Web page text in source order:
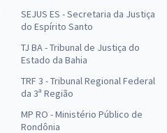
SEJUS ES - Secretaria da Justiça
do Espírito Santo
TJ BA - Tribunal de Justiça do
Estado da Bahia
TRF 3 - Tribunal Regional Federal
da 3ª Região
MP RO - Ministério Público de
Rondônia